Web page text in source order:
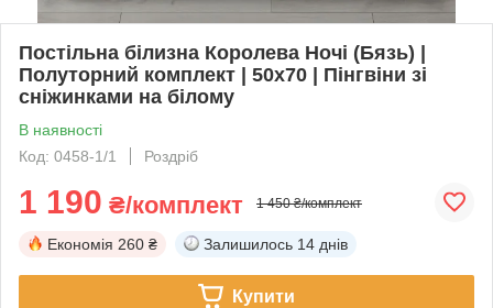
Постільна білизна Королева Ночі (Бязь) |
Полуторний комплект | 50х70 | Пінгвіни зі
сніжинками на білому
В наявності
Код: 0458-1/1
Роздріб
1 190 ₴/комплект 1 450 ₴/комплект
Економія 260 ₴ Залишилось 14 днів
Купити